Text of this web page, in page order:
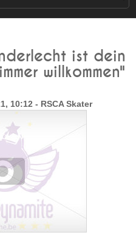
ist dein
willkommen"
10:12 - RSCA Skater